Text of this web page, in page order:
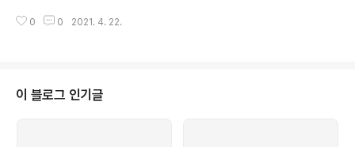
다. 7.2mysql 설치 명령어: sudo apt get install –y mysql-server mys
을 외부에서 할수 있게 하기 위해서 설정 파일을 수정하기 위한 과정이다. 명령
어: ..
0 0 2021. 4. 22.
이 블로그 인기글